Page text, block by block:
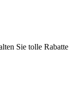
Sie tolle Rabatte